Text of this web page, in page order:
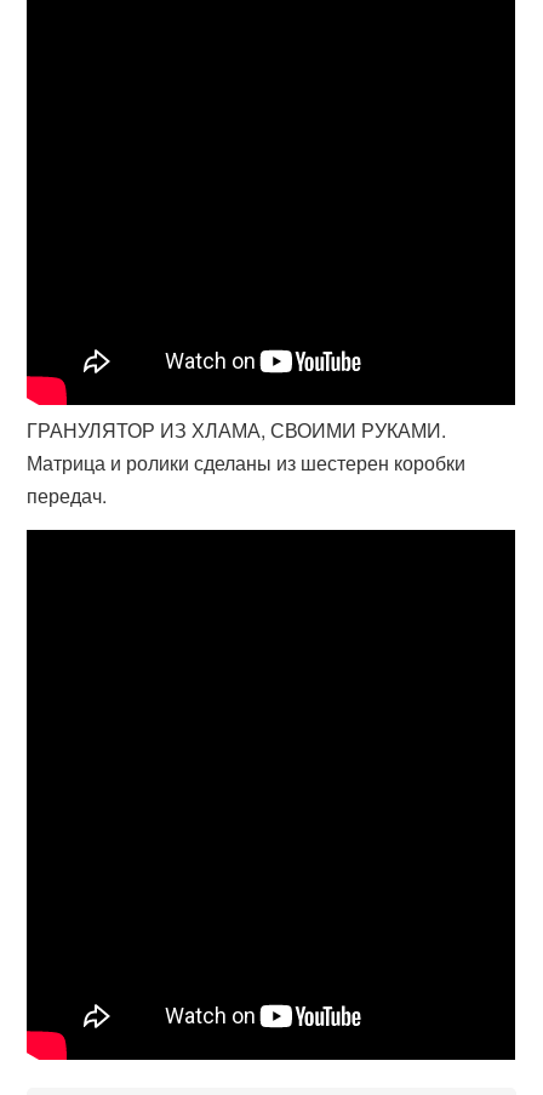
ГРАНУЛЯТОР ИЗ ХЛАМА, СВОИМИ РУКАМИ.
Матрица и ролики сделаны из шестерен коробки
передач.